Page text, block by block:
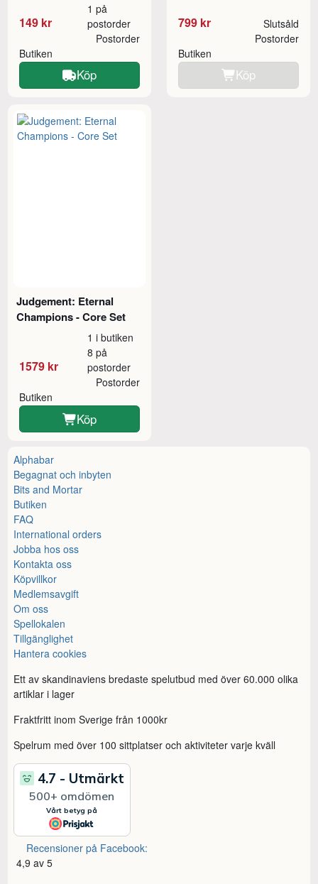
149 kr
1 på
postorder
Butiken
Postorder
Köp
799 kr Slutsåld
Butiken
Postorder
Köp
Judgement: Eternal
Champions - Core Set
1579 kr
1 i butiken
8 på
postorder
Butiken
Postorder
Köp
Alphabar
Begagnat och inbyten
Bits and Mortar
Butiken
FAQ
International orders
Jobba hos oss
Kontakta oss
Köpvillkor
Medlemsavgift
Om oss
Spellokalen
Tillgänglighet
Hantera cookies
Ett av skandinaviens bredaste spelutbud med över 60.000 olika
artiklar i lager
Fraktfritt inom Sverige från 1000kr
Spelrum med över 100 sittplatser och aktiviteter varje kväll
Recensioner på Facebook:
4,9 av 5